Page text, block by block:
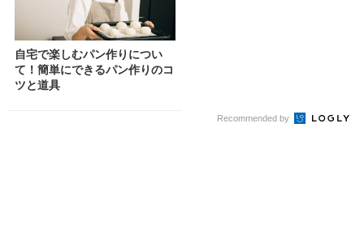
自宅で楽しむパン作りについ
て！簡単にできるパン作りのコ
ツと道具
Recommended by